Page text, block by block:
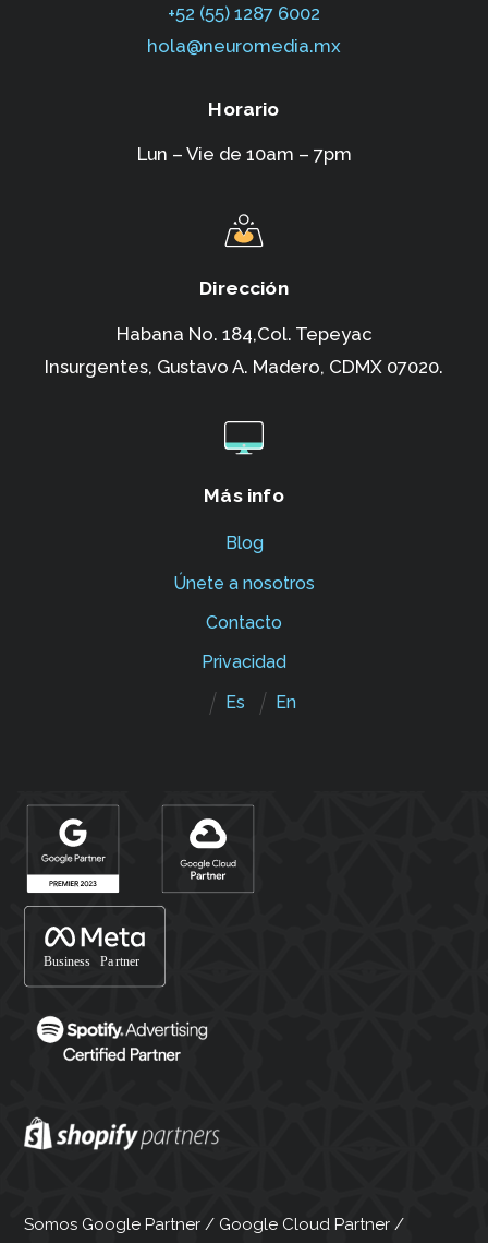
+52 (55) 1287 6002‬
hola@neuromedia.mx
Horario
Lun – Vie de 10am – 7pm
Dirección
Habana No. 184,Col. Tepeyac
Insurgentes, Gustavo A. Madero, CDMX 07020.
Más info
Blog
Únete a nosotros
Contacto
Privacidad
Es
En
Somos Google Partner / Google Cloud Partner /